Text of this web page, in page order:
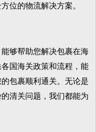
位的物流解决方案。
够帮助您解决包裹在海
国海关政策和流程，能
包裹顺利通关。无论是
清关问题，我们都能为